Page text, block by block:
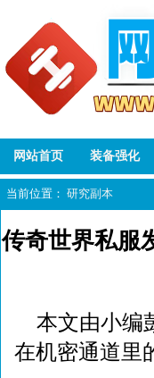
网站首页 装备强化
当前位置： 研究副本
传奇世界私服
本文由小编
在机密通道里